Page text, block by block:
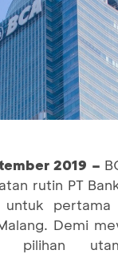
2019 –
rutin PT
pertama
Demi
pilihan